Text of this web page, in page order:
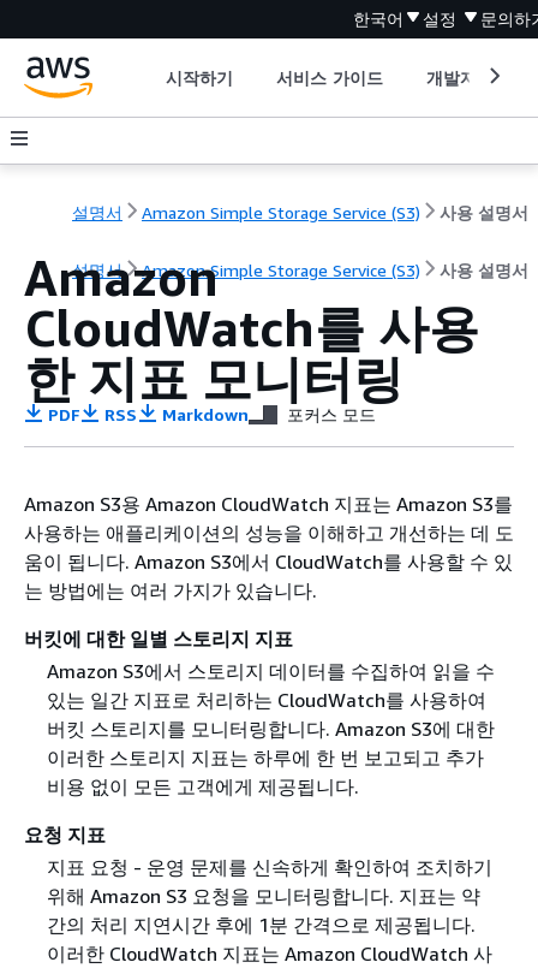
한국어 설정 문의하
시작하기 서비스 가이드 개발자 도구
설명서 Amazon Simple Storage Service (S3) 사용 설명서
설명서 Amazon Simple Storage Service (S3) 사용 설명서
Amazon
CloudWatch를 사용
한 지표 모니터링
PDF RSS Markdown 포커스 모드
Amazon S3용 Amazon CloudWatch 지표는 Amazon S3를
사용하는 애플리케이션의 성능을 이해하고 개선하는 데 도
움이 됩니다. Amazon S3에서 CloudWatch를 사용할 수 있
는 방법에는 여러 가지가 있습니다.
버킷에 대한 일별 스토리지 지표
Amazon S3에서 스토리지 데이터를 수집하여 읽을 수
있는 일간 지표로 처리하는 CloudWatch를 사용하여
버킷 스토리지를 모니터링합니다. Amazon S3에 대한
이러한 스토리지 지표는 하루에 한 번 보고되고 추가
비용 없이 모든 고객에게 제공됩니다.
요청 지표
지표 요청 - 운영 문제를 신속하게 확인하여 조치하기
위해 Amazon S3 요청을 모니터링합니다. 지표는 약
간의 처리 지연시간 후에 1분 간격으로 제공됩니다.
이러한 CloudWatch 지표는 Amazon CloudWatch 사